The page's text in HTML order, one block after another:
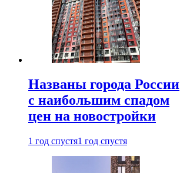
Названы города России
с наибольшим спадом
цен на новостройки
1 год спустя1 год спустя